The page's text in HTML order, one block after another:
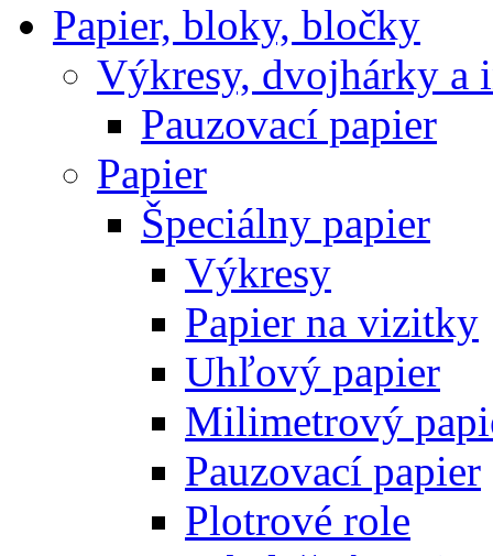
Papier, bloky, bločky
Výkresy, dvojhárky a
Pauzovací papier
Papier
Špeciálny papier
Výkresy
Papier na vizitky
Uhľový papier
Milimetrový
Pauzovací papier
Plotrové role